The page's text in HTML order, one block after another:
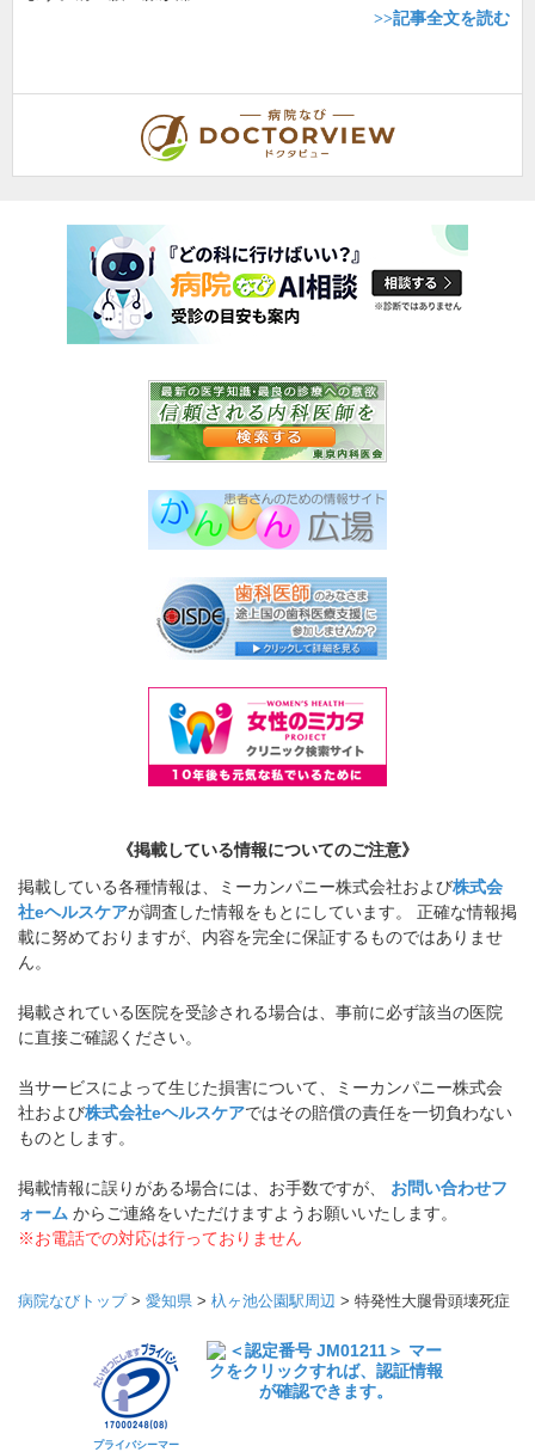
>>記事全文を読む
《掲載している情報についてのご注意》
掲載している各種情報は、ミーカンパニー株式会社および株式会
社eヘルスケアが調査した情報をもとにしています。 正確な情報掲
載に努めておりますが、内容を完全に保証するものではありませ
ん。
掲載されている医院を受診される場合は、事前に必ず該当の医院
に直接ご確認ください。
当サービスによって生じた損害について、ミーカンパニー株式会
社および株式会社eヘルスケアではその賠償の責任を一切負わない
ものとします。
掲載情報に誤りがある場合には、お手数ですが、 お問い合わせフ
ォーム からご連絡をいただけますようお願いいたします。
※お電話での対応は行っておりません
病院なびトップ> 愛知県 > 杁ヶ池公園駅周辺 > 特発性大腿骨頭壊死症
プライバシーマー